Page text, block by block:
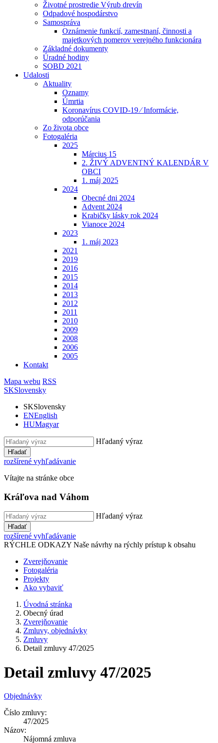
Životné prostredie Výrub drevín
Odpadové hospodárstvo
Samospráva
Oznámenie funkcií, zamestnaní, činnosti a
majetkových pomerov verejného funkcionára
Základné dokumenty
Úradné hodiny
SOBD 2021
Udalosti
Aktuality
Oznamy
Úmrtia
Koronavírus COVID-19 ⁄ Informácie,
odporúčania
Zo života obce
Fotogaléria
2025
Március 15
2. ŽIVÝ ADVENTNÝ KALENDÁR V
OBCI
1. máj 2025
2024
Obecné dni 2024
Advent 2024
Krabičky lásky rok 2024
Vianoce 2024
2023
1. máj 2023
2021
2019
2016
2015
2014
2013
2012
2011
2010
2009
2008
2006
2005
Kontakt
Mapa webu RSS
SKSlovensky
SKSlovensky
ENEnglish
HUMagyar
Hľadaný výraz
Hľadať
rozšírené vyhľadávanie
Vítajte na stránke obce
Kráľova nad Váhom
Hľadaný výraz
Hľadať
rozšírené vyhľadávanie
RÝCHLE ODKAZY Naše návrhy na rýchly prístup k obsahu
Zverejňovanie
Fotogaléria
Projekty
Ako vybaviť
Úvodná stránka
Obecný úrad
Zverejňovanie
Zmluvy, objednávky
Zmluvy
Detail zmluvy 47/2025
Detail zmluvy 47/2025
Objednávky
Číslo zmluvy:
47/2025
Názov:
Nájomná zmluva